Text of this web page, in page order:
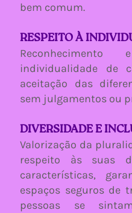
bem comum.
RESPEITO À
individualidade de
aceitação das
sem julgamentos ou
DIVERSIDADE E
Valorização da
respeito às suas
características,
espaços seguros de
pessoas se